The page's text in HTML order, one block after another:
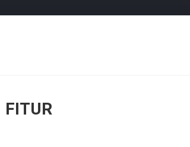
FITUR